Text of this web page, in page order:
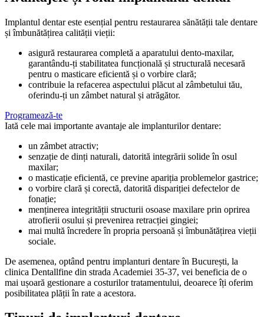
Implantul dentar este esențial pentru restaurarea sănătății tale dentare
și îmbunătățirea calității vieții:
asigură restaurarea completă a aparatului dento-maxilar,
garantându-ți stabilitatea funcțională și structurală necesară
pentru o masticare eficientă și o vorbire clară;
contribuie la refacerea aspectului plăcut al zâmbetului tău,
oferindu-ți un zâmbet natural și atrăgător.
Programează-te
Iată cele mai importante avantaje ale implanturilor dentare:
un zâmbet atractiv;
senzație de dinți naturali, datorită integrării solide în osul
maxilar;
o masticație eficientă, ce previne apariția problemelor gastrice;
o vorbire clară și corectă, datorită dispariției defectelor de
fonație;
menținerea integrității structurii osoase maxilare prin oprirea
atrofierii osului și prevenirea retracției gingiei;
mai multă încredere în propria persoană și îmbunătățirea vieții
sociale.
De asemenea, optând pentru implanturi dentare în București, la
clinica Dentallfine din strada Academiei 35-37, vei beneficia de o
mai ușoară gestionare a costurilor tratamentului, deoarece îți oferim
posibilitatea plății în rate a acestora.